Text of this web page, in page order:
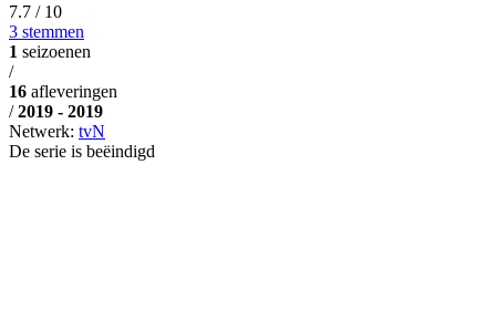
7.7 / 10
3 stemmen
1 seizoenen
/
16 afleveringen
/ 2019 - 2019
Netwerk: tvN
De serie is beëindigd